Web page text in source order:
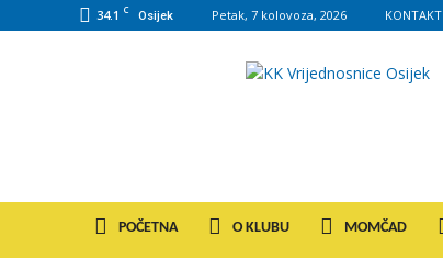
34.1 C Osijek Petak, 7 kolovoza, 2026 KONTAKT
POČETNA O KLUBU MOMČAD